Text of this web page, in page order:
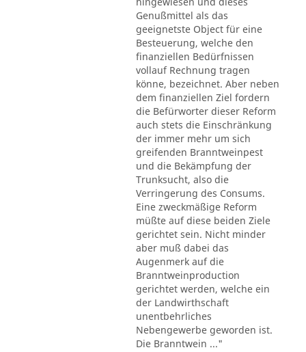
Genußmittel als das
geeignetste Object für eine
Besteuerung, welche den
finanziellen Bedürfnissen
vollauf Rechnung tragen
könne, bezeichnet. Aber neben
dem finanziellen Ziel fordern
die Befürworter dieser Reform
auch stets die Einschränkung
der immer mehr um sich
greifenden Branntweinpest
und die Bekämpfung der
Trunksucht, also die
Verringerung des Consums.
Eine zweckmäßige Reform
müßte auf diese beiden Ziele
gerichtet sein. Nicht minder
aber muß dabei das
Augenmerk auf die
Branntweinproduction
gerichtet werden, welche ein
der Landwirthschaft
unentbehrliches
Nebengewerbe geworden ist.
Die Branntwein ..."